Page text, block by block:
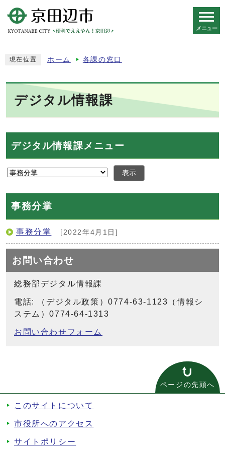
メニュー
現在位置 ホーム 各課の窓口
デジタル情報課
デジタル情報課メニュー
表示
事務分掌
事務分掌 [2022年4月1日]
お問い合わせ
総務部デジタル情報課
電話: （デジタル政策）0774-63-1123（情報シ
ステム）0774-64-1313
お問い合わせフォーム
ページの先頭へ
このサイトについて
市役所へのアクセス
サイトポリシー